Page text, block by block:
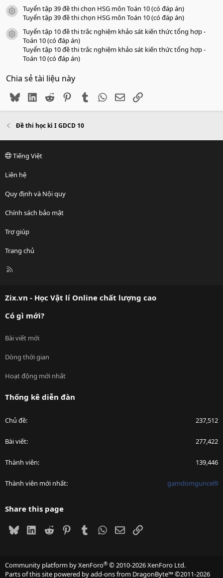
icon tài liệu
Tuyển tập 39 đề thi chọn HSG môn Toán 10 (có đáp án)
Tuyển tập 39 đề thi chọn HSG môn Toán 10 (có đáp án)
icon tài liệu
Tuyển tập 10 đề thi trắc nghiệm khảo sát kiến thức tổng hợp -
Toán 10 (có đáp án)
Tuyển tập 10 đề thi trắc nghiệm khảo sát kiến thức tổng hợp -
Toán 10 (có đáp án)
Chia sẻ tài liệu này
BlueskyLinkedIn
Reddit PinterestTumblr WhatsApp
EmailLink
Đề thi học kì I GDCD 10
Tiếng Việt
Liên hệ
Quy định và Nội quy
Chính sách bảo mật
Trợ giúp
Trang chủ
R
Zix.vn - Học Vật lí Online chất lượng cao
Có gì mới?
Bài viết mới
Dòng thời gian
Hoạt động mới nhất
Thống kê diễn đàn
Chủ đề 237,512
Bài viết 277,422
Thành viên 139,446
Thành viên mới nhất gamdomguncel9
Share this page
BlueskyLinkedIn
Reddit PinterestTumblrWhatsApp
EmailLink
Community platform by XenForo® © 2010-2026 XenForo Ltd.
Parts of this site powered byadd-ons from DragonByte™©2011-2026